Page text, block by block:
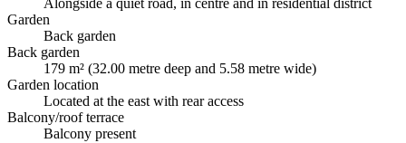
Alongside a quiet road, in centre and in residential district
Garden
Back garden
Back garden
179 m² (32.00 metre deep and 5.58 metre wide)
Garden location
Located at the east with rear access
Balcony/roof terrace
Balcony present